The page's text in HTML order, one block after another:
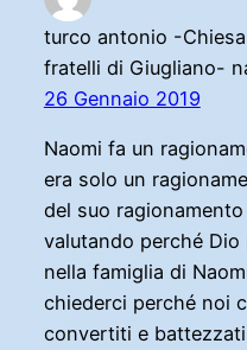
turco antonio -
fratelli di Giugliano-
26 Gennaio 2019
Naomi fa un
era solo un
del suo
valutando perché
nella famiglia di
chiederci perché noi
convertiti e